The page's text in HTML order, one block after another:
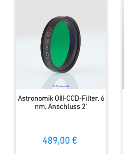
Astronomik OIII-CCD-Filter, 6
nm, Anschluss 2"
489,00 €